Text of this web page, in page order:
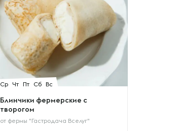
Ср Чт Пт Сб Вс
Блинчики фермерские с
творогом
от фермы "Гастродача Вселуг"